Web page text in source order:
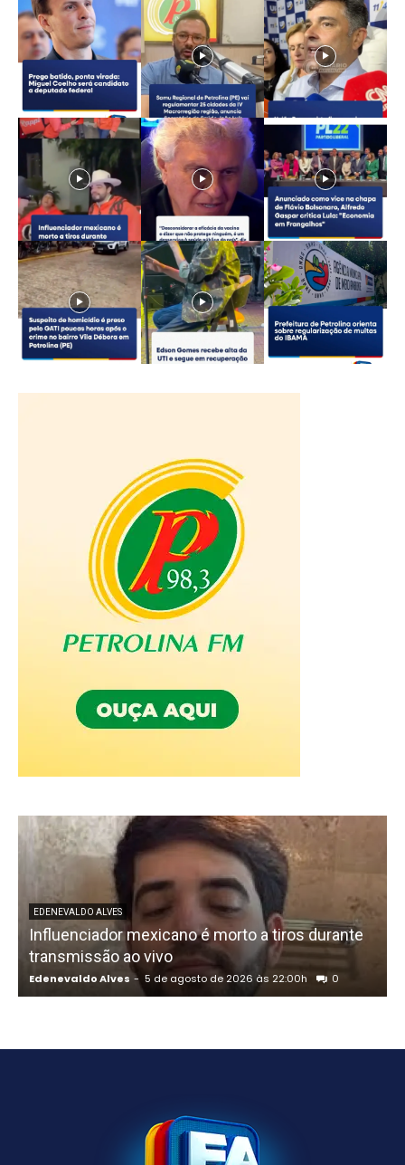
EDENEVALDO ALVES
Influenciador mexicano é morto a tiros durante
transmissão ao vivo
Edenevaldo Alves - 5 de agosto de 2026 às 22:00h 0